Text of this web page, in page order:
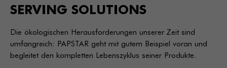
SERVING SOLUTIONS
Die ökologischen Herausforderungen unserer Zeit sind
umfangreich: PAPSTAR geht mit gutem Beispiel voran und
begleitet den kompletten Lebenszyklus seiner Produkte.